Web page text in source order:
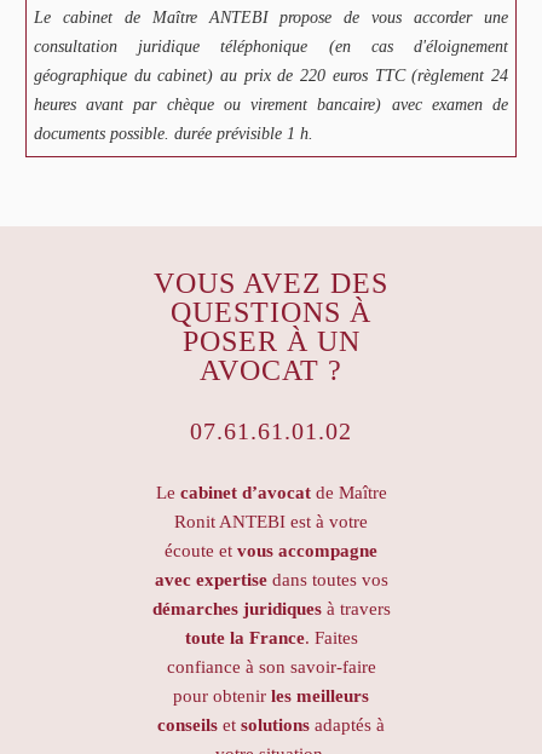
Le cabinet de Maître ANTEBI propose de vous accorder une
consultation juridique téléphonique (en cas d'éloignement
géographique du cabinet) au prix de 220 euros TTC (règlement 24
heures avant par chèque ou virement bancaire) avec examen de
documents possible. durée prévisible 1 h.
VOUS AVEZ DES
QUESTIONS À
POSER À UN
AVOCAT ?
07.61.61.01.02
Le cabinet d’avocatde Maître
Ronit ANTEBI est à votre
écoute et vous accompagne
avec expertisedans toutes vos
démarches juridiquesà travers
toute la France. Faites
confiance à son savoir-faire
pour obtenir les meilleurs
conseils et solutions adaptés à